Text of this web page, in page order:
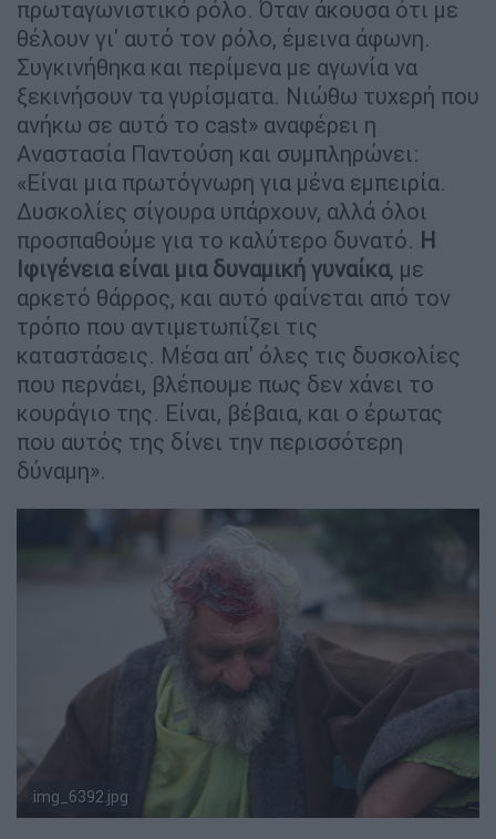
πρωταγωνιστικό ρόλο. Όταν άκουσα ότι με
θέλουν γι' αυτό τον ρόλο, έμεινα άφωνη.
Συγκινήθηκα και περίμενα με αγωνία να
ξεκινήσουν τα γυρίσματα. Νιώθω τυχερή που
ανήκω σε αυτό το cast» αναφέρει η
Αναστασία Παντούση και συμπληρώνει:
«Είναι μια πρωτόγνωρη για μένα εμπειρία.
Δυσκολίες σίγουρα υπάρχουν, αλλά όλοι
προσπαθούμε για το καλύτερο δυνατό. Η
Ιφιγένεια είναι μια δυναμική γυναίκα, με
αρκετό θάρρος, και αυτό φαίνεται από τον
τρόπο που αντιμετωπίζει τις
καταστάσεις. Μέσα απ' όλες τις δυσκολίες
που περνάει, βλέπουμε πως δεν χάνει το
κουράγιο της. Είναι, βέβαια, και ο έρωτας
που αυτός της δίνει την περισσότερη
δύναμη».
img_6392.jpg
Copyright: Ethnos.gr / Άθα Σκοταρά